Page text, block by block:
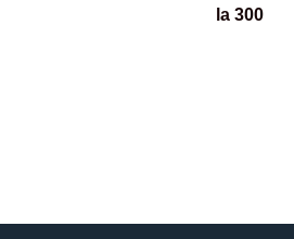
la 300